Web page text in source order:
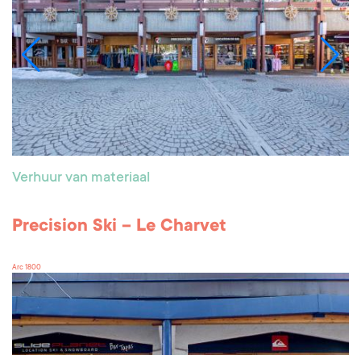
Verhuur van materiaal
Precision Ski – Le Charvet
Arc 1800